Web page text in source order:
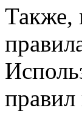
Также,
правил